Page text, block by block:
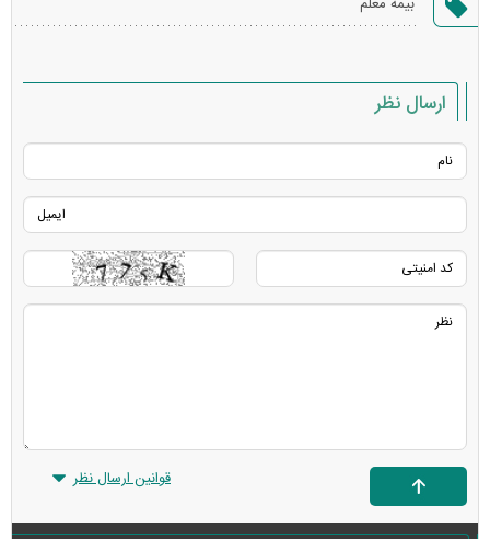
خطا
ارسال نظر
قوانین ارسال نظر